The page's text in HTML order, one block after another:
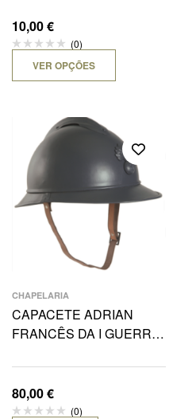
10,00€
(0)
VER OPÇÕES
CHAPELARIA
CAPACETE ADRIAN
FRANCÊS DA I GUERRA
(REPRODUÇÃO)
80,00€
(0)